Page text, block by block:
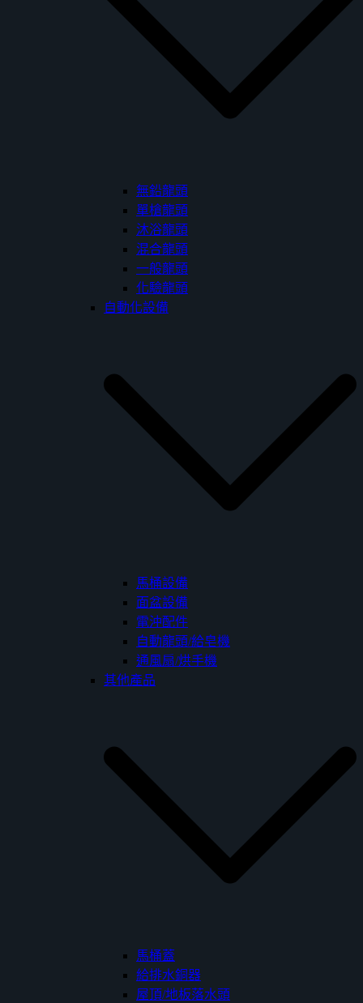
無鉛龍頭
單槍龍頭
沐浴龍頭
混合龍頭
一般龍頭
化驗龍頭
自動化設備
馬桶設備
面盆設備
電沖配件
自動龍頭/給皂機
通風扇/烘手機
其他產品
馬桶蓋
給排水銅器
屋頂/地板落水頭